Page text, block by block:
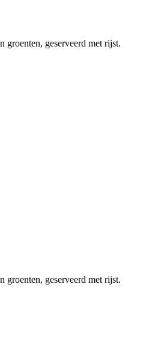
groenten, geserveerd met rijst.
groenten, geserveerd met rijst.